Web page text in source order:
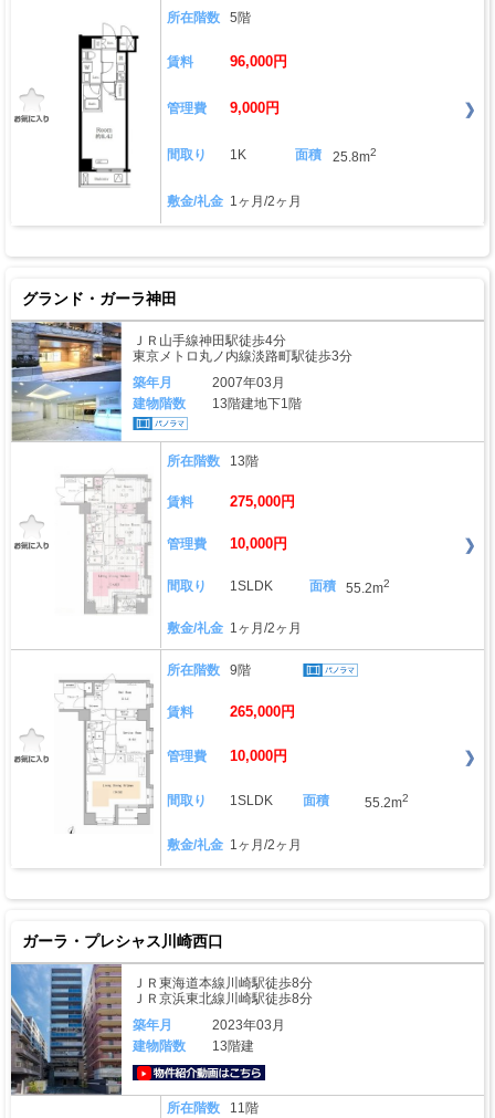
所在階数 5階
賃料 96,000円
管理費 9,000円
間取り 1K 面積 25.8m2
敷金/礼金 1ヶ月/2ヶ月
グランド・ガーラ神田
ＪＲ山手線神田駅徒歩4分
東京メトロ丸ノ内線淡路町駅徒歩3分
築年月
2007年03月
建物階数
13階建地下1階
所在階数 13階
賃料 275,000円
管理費 10,000円
間取り 1SLDK 面積 55.2m2
敷金/礼金 1ヶ月/2ヶ月
所在階数 9階
賃料 265,000円
管理費 10,000円
間取り 1SLDK 面積 55.2m2
敷金/礼金 1ヶ月/2ヶ月
ガーラ・プレシャス川崎西口
ＪＲ東海道本線川崎駅徒歩8分
ＪＲ京浜東北線川崎駅徒歩8分
築年月
2023年03月
建物階数
13階建
所在階数
11階